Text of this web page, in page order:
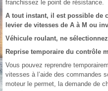
franchissez le point de résistance.
A tout instant, il est possible de
levier de vitesses de A à M ou
Véhicule roulant, ne
Reprise temporaire du contrôle
Vous pouvez reprendre
vitesses à l’aide des commandes
moteur le permet, la demande de